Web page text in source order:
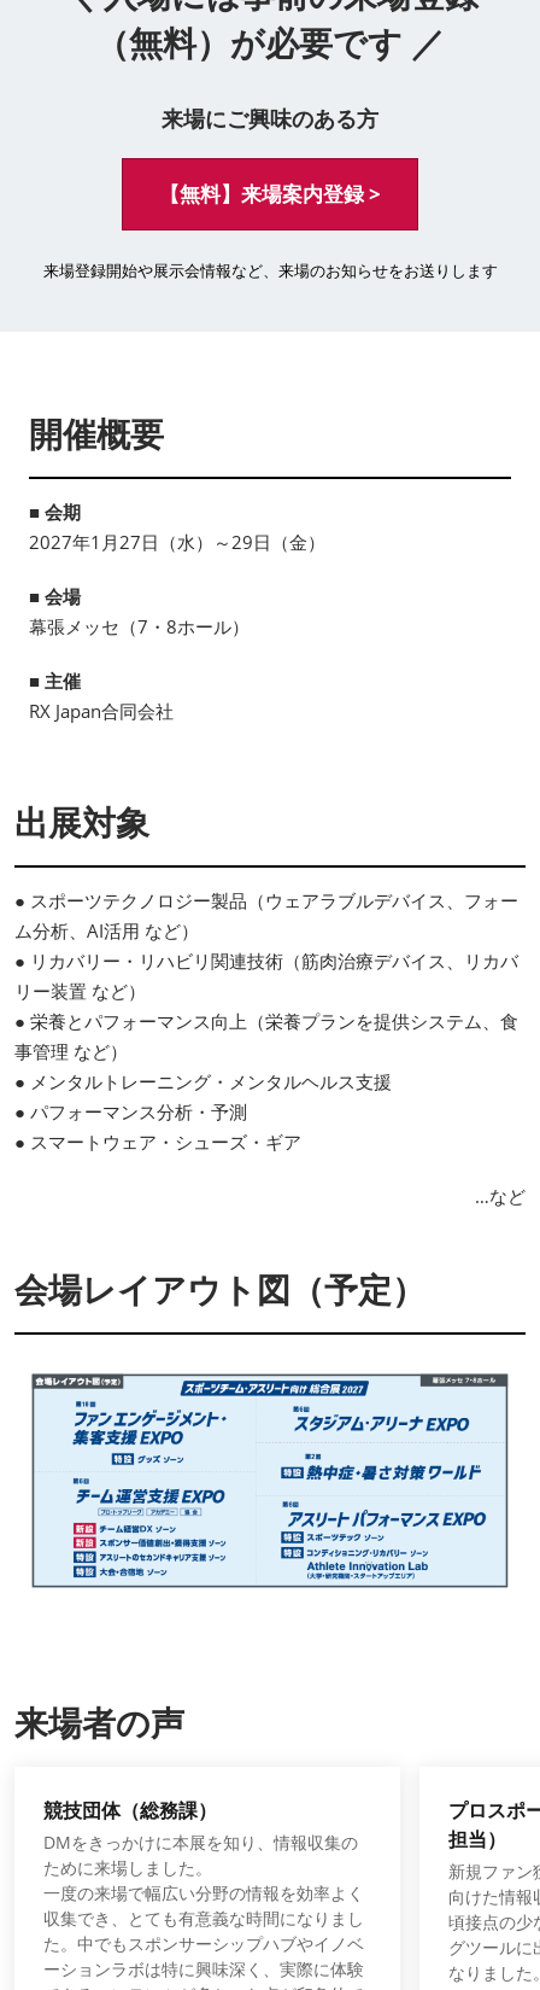
（無料）が必要です ／
来場にご興味のある方
【無料】来場案内登録 >
来場登録開始や展示会情報など、来場のお知らせをお送りします
開催概要
■ 会期
2027年1月27日（水）～29日（金）
■ 会場
幕張メッセ（7・8ホール）
■ 主催
RX Japan合同会社
出展対象
● スポーツテクノロジー製品（ウェアラブルデバイス、フォー
ム分析、AI活用 など）
● リカバリー・リハビリ関連技術（筋肉治療デバイス、リカバ
リー装置 など）
● 栄養とパフォーマンス向上（栄養プランを提供システム、食
事管理 など）
● メンタルトレーニング・メンタルヘルス支援
● パフォーマンス分析・予測
● スマートウェア・シューズ・ギア
…など
会場レイアウト図（予定）
来場者の声
競技団体（総務課）
DMをきっかけに本展を知り、情報収集の
ために来場しました。
一度の来場で幅広い分野の情報を効率よく
収集でき、とても有意義な時間になりまし
た。中でもスポンサーシップハブやイノベ
ーションラボは特に興味深く、実際に体験
プロスポ
担当）
新規ファン
向けた情報
頃接点の少
グツールに
なりました